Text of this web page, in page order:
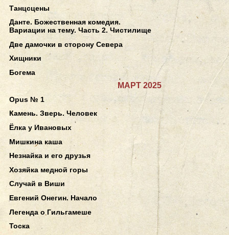
Танцсцены
Данте. Божественная комедия.
Вариации на тему. Часть 2. Чистилище
Две дамочки в сторону Севера
Хищники
Богема
МАРТ 2025
Opus № 1
Камень. Зверь. Человек
Ёлка у Ивановых
Мишкина каша
Незнайка и его друзья
Хозяйка медной горы
Случай в Виши
Евгений Онегин. Начало
Легенда о Гильгамеше
Тоска